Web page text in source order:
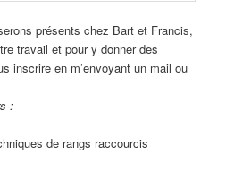
présents chez Bart et Francis,
travail et pour y donner des
inscrire en m’envoyant un mail ou
:
de rangs raccourcis